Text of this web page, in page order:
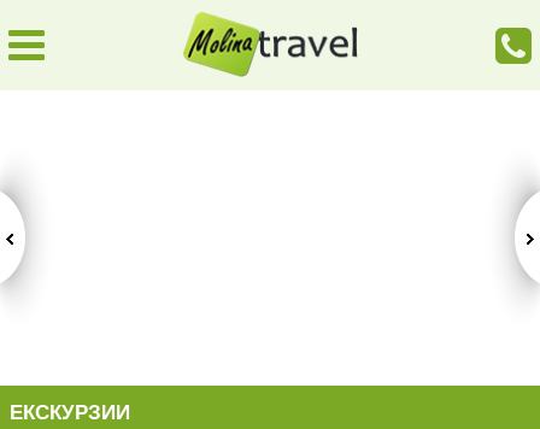
ЕКСКУРЗИИ